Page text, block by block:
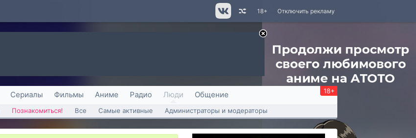
Отключить рекламу
18+
Сериалы Фильмы Аниме Радио Люди Общение 18+
Познакомиться! Все Самые активные Администраторы и модераторы